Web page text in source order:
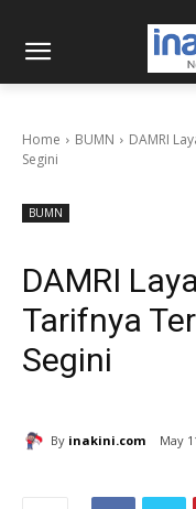
Home BUMN
DAMRI
Segini
BUMN
DAMRI
Tarifnya
Segini
By inakini.com May